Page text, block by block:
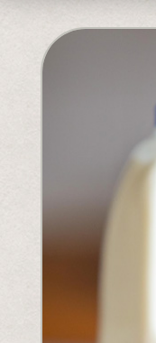
Aldi
Entender la
Conozca al